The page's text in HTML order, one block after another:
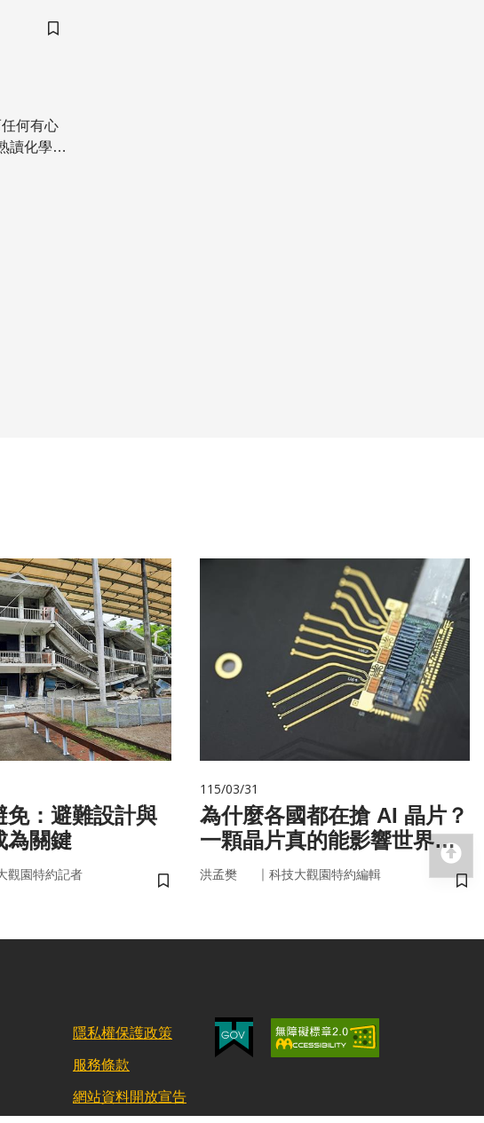
儲存書籤
何有心
讀化學的
免：避難設計與
為關鍵
觀園特約記者
儲存書籤
115/03/31
為什麼各國都在搶 AI 晶片？
一顆晶片真的能影響世界
嗎？
洪孟樊 ｜ 科技大觀園特約編輯
儲
隱私權保護政策
服務條款
網站資料開放宣告
回